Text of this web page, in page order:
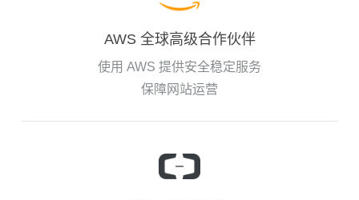
AWS 全球高级合作伙伴
使用 AWS 提供安全稳定服务
保障网站运营